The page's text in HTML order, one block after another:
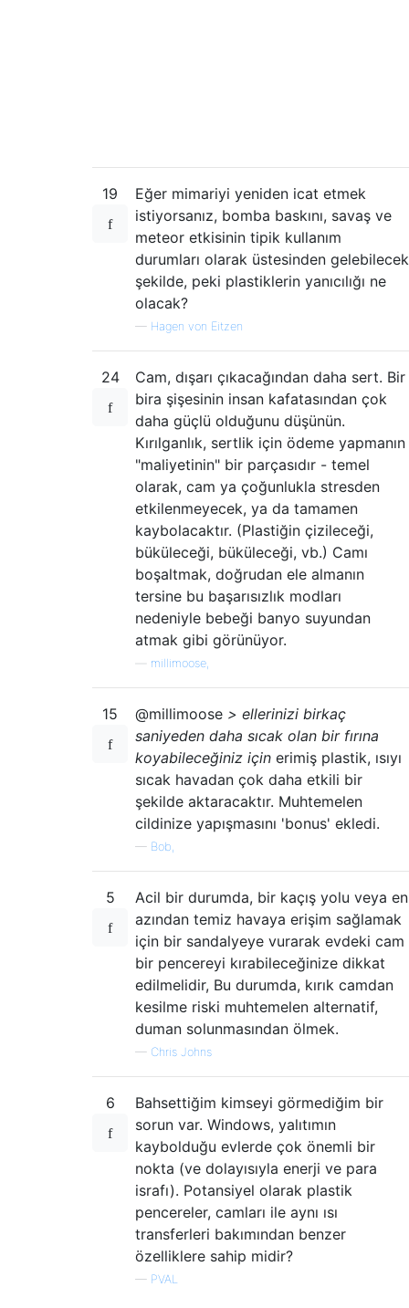
19
Eğer mimariyi yeniden icat etmek
istiyorsanız, bomba baskını, savaş ve
meteor etkisinin tipik kullanım
durumları olarak üstesinden gelebilecek
şekilde, peki plastiklerin yanıcılığı ne
olacak?
— Hagen von Eitzen
24
Cam, dışarı çıkacağından daha sert. Bir
bira şişesinin insan kafatasından çok
daha güçlü olduğunu düşünün.
Kırılganlık, sertlik için ödeme yapmanın
"maliyetinin" bir parçasıdır - temel
olarak, cam ya çoğunlukla stresden
etkilenmeyecek, ya da tamamen
kaybolacaktır. (Plastiğin çizileceği,
büküleceği, büküleceği, vb.) Camı
boşaltmak, doğrudan ele almanın
tersine bu başarısızlık modları
nedeniyle bebeği banyo suyundan
atmak gibi görünüyor.
millimoose,
15 @millimoose > ellerinizi birkaç
saniyeden daha sıcak olan bir fırına
koyabileceğiniz için erimiş plastik, ısıyı
sıcak havadan çok daha etkili bir
şekilde aktaracaktır. Muhtemelen
cildinize yapışmasını 'bonus' ekledi.
— Bob,
5
Acil bir durumda, bir kaçış yolu veya en
azından temiz havaya erişim sağlamak
için bir sandalyeye vurarak evdeki cam
bir pencereyi kırabileceğinize dikkat
edilmelidir, Bu durumda, kırık camdan
kesilme riski muhtemelen alternatif,
duman solunmasından ölmek.
— Chris Johns
6
Bahsettiğim kimseyi görmediğim bir
sorun var. Windows, yalıtımın
kaybolduğu evlerde çok önemli bir
nokta (ve dolayısıyla enerji ve para
israfı). Potansiyel olarak plastik
pencereler, camları ile aynı ısı
transferleri bakımından benzer
özelliklere sahip midir?
— PVAL